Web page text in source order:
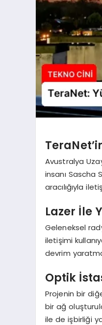
Avustralya
insanı Sascha
aracılığıyla
Lazer İle
Geleneksel
iletişimi
devrim
Optik
Projenin bir
bir ağ
ile de işbirliği